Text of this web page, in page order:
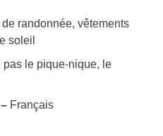
randonnée, vêtements
soleil
pas le pique-nique, le
– Français